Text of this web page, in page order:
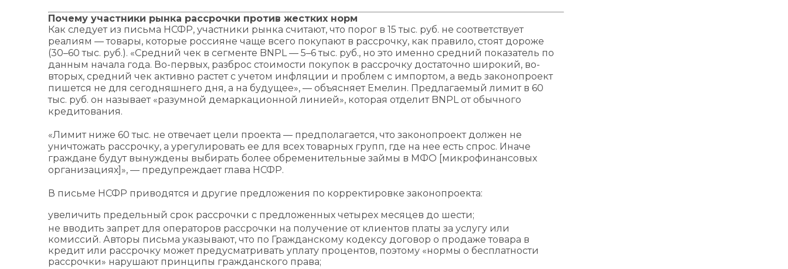
Почему участники рынка рассрочки против жестких норм
Как следует из письма НСФР, участники рынка считают, что порог в 15 тыс. руб. не соответствует
реалиям — товары, которые россияне чаще всего покупают в рассрочку, как правило, стоят дороже
(30–60 тыс. руб.). «Средний чек в сегменте BNPL — 5–6 тыс. руб., но это именно средний показатель по
данным начала года. Во-первых, разброс стоимости покупок в рассрочку достаточно широкий, во-
вторых, средний чек активно растет с учетом инфляции и проблем с импортом, а ведь законопроект
пишется не для сегодняшнего дня, а на будущее», — объясняет Емелин. Предлагаемый лимит в 60
тыс. руб. он называет «разумной демаркационной линией», которая отделит BNPL от обычного
кредитования.
«Лимит ниже 60 тыс. не отвечает цели проекта — предполагается, что законопроект должен не
уничтожать рассрочку, а урегулировать ее для всех товарных групп, где на нее есть спрос. Иначе
граждане будут вынуждены выбирать более обременительные займы в МФО [микрофинансовых
организациях]», — предупреждает глава НСФР.
В письме НСФР приводятся и другие предложения по корректировке законопроекта:
увеличить предельный срок рассрочки с предложенных четырех месяцев до шести;
не вводить запрет для операторов рассрочки на получение от клиентов платы за услугу или
комиссий. Авторы письма указывают, что по Гражданскому кодексу договор о продаже товара в
кредит или рассрочку может предусматривать уплату процентов, поэтому «нормы о бесплатности
рассрочки» нарушают принципы гражданского права;